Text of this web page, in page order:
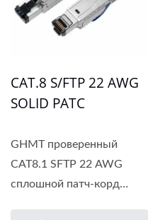
CAT.8 S/FTP 22 AWG
SOLID PATC
GHMT проверенный
CAT8.1 SFTP 22 AWG
сплошной патч-корд